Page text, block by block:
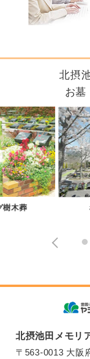
北摂
お墓
樹木葬「さくら」
北摂池田メモリ
〒563-0013 大阪